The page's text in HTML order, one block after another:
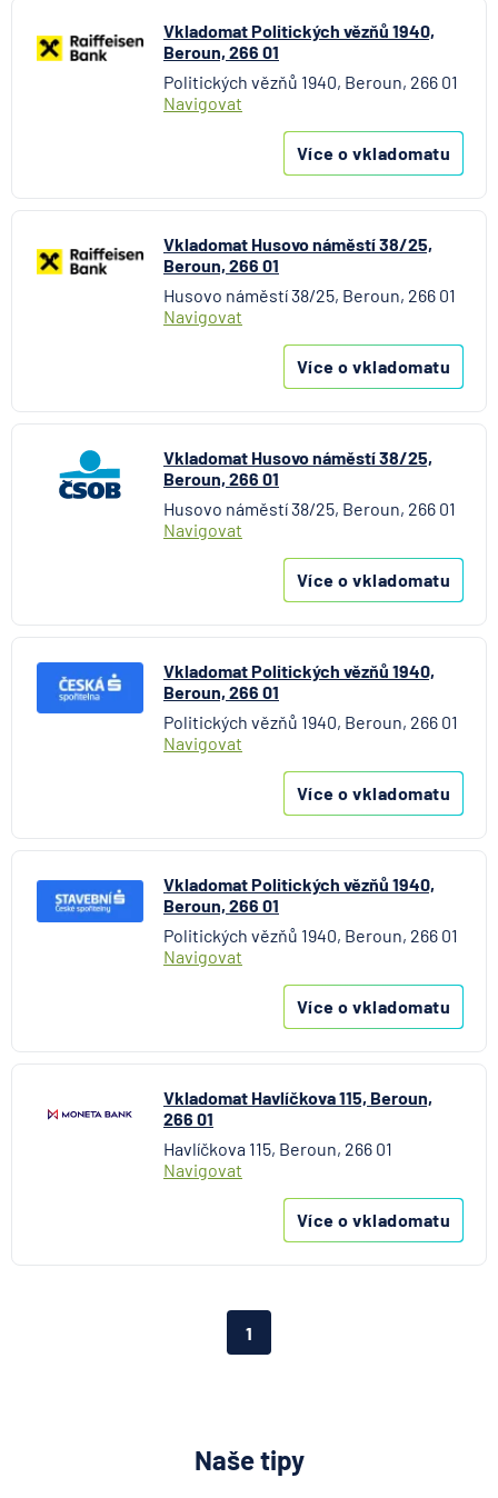
Vkladomat Politických vězňů 1940,
Beroun, 266 01
Politických vězňů 1940, Beroun, 266 01
Navigovat
Více o vkladomatu
Vkladomat Husovo náměstí 38/25,
Beroun, 266 01
Husovo náměstí 38/25, Beroun, 266 01
Navigovat
Více o vkladomatu
Vkladomat Husovo náměstí 38/25,
Beroun, 266 01
Husovo náměstí 38/25, Beroun, 266 01
Navigovat
Více o vkladomatu
Vkladomat Politických vězňů 1940,
Beroun, 266 01
Politických vězňů 1940, Beroun, 266 01
Navigovat
Více o vkladomatu
Vkladomat Politických vězňů 1940,
Beroun, 266 01
Politických vězňů 1940, Beroun, 266 01
Navigovat
Více o vkladomatu
Vkladomat Havlíčkova 115, Beroun,
266 01
Havlíčkova 115, Beroun, 266 01
Navigovat
Více o vkladomatu
1
Naše tipy